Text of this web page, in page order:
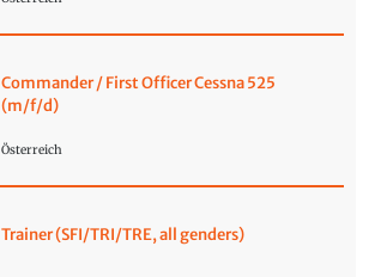
Commander / First Officer Cessna 525
(m/f/d)
Österreich
Trainer (SFI/TRI/TRE, all genders)